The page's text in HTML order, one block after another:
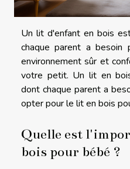
Un lit d'enfant en bois
chaque parent a
environnement sûr et
votre petit. Un lit en
dont chaque parent a
opter pour le lit en bois
Quelle est
bois pour bébé ?